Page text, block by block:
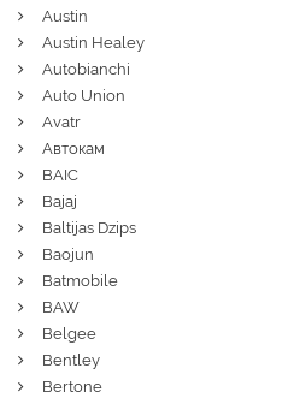
Austin
Austin Healey
Autobianchi
Auto Union
Avatr
Автокам
BAIC
Bajaj
Baltijas Dzips
Baojun
Batmobile
BAW
Belgee
Bentley
Bertone